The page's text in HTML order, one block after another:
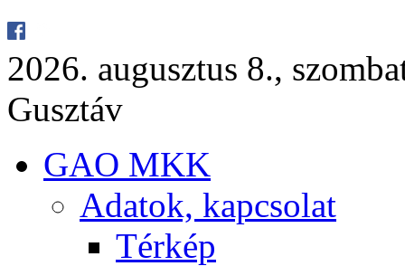
2026. au­gusz­tus 8.,
Gusz­táv
GAO MKK
Ada­tok, kap­cso­lat
Tér­kép